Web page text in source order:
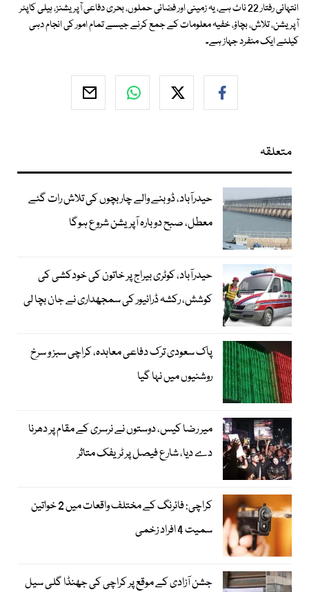
انتہائی رفتار 22 ناٹ ہے، یہ زمینی اور فضائی حملوں، بحری دفاعی آپریشنز، ہیلی کاپٹر
آپریشن، تلاش، بچاؤ، خفیہ معلومات کے جمع کرنے جیسے تمام امور کی انجام دہی
کیلئے ایک منفرد جہاز ہے۔
متعلقہ
حیدرآباد، ڈوبنے والے چار بچوں کی تلاش رات گئے
معطل، صبح دوبارہ آپریشن شروع ہوگا
حیدرآباد، کوٹری بیراج پر خاتون کی خودکشی کی
کوشش، رکشہ ڈرائیور کی سمجھداری نے جان بچا لی
پاک سعودی ترک دفاعی معاہدہ، کراچی سبز و سرخ
روشنیوں میں نہا گیا
میر رضا کیس، دوستوں نے نرسری کے مقام پر دھرنا
دے دیا، شارع فیصل پر ٹریفک متاثر
کراچی: فائرنگ کے مختلف واقعات میں 2 خواتین
سمیت 4 افراد زخمی
جشن آزادی کے موقع پر کراچی کی جھنڈا گلی سیل